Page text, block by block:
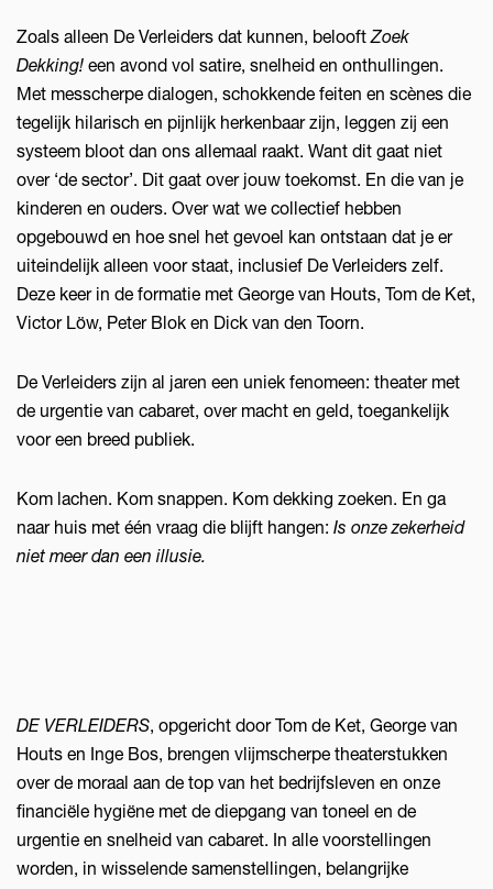
Zoals alleen De Verleiders dat kunnen, belooftZoek
Dekking! een avond vol satire, snelheid en onthullingen.
Met messcherpe dialogen, schokkende feiten en scènes die
tegelijk hilarisch en pijnlijk herkenbaar zijn, leggen zij een
systeem bloot dan ons allemaal raakt. Want dit gaat niet
over ‘de sector’. Dit gaat over jouw toekomst. En die van je
kinderen en ouders. Over wat we collectief hebben
opgebouwd en hoe snel het gevoel kan ontstaan dat je er
uiteindelijk alleen voor staat, inclusief De Verleiders zelf.
Deze keer in de formatie met George van Houts, Tom de Ket,
Victor Löw, Peter Blok en Dick van den Toorn.
De Verleiders zijn al jaren een uniek fenomeen: theater met
de urgentie van cabaret, over macht en geld, toegankelijk
voor een breed publiek.
Kom lachen. Kom snappen. Kom dekking zoeken. En ga
naar huis met één vraag die blijft hangen: Is onze zekerheid
niet meer dan een illusie.
DE VERLEIDERS, opgericht door Tom de Ket, George van
Houts en Inge Bos, brengen vlijmscherpe theaterstukken
over de moraal aan de top van het bedrijfsleven en onze
financiële hygiëne met de diepgang van toneel en de
urgentie en snelheid van cabaret. In alle voorstellingen
worden, in wisselende samenstellingen, belangrijke